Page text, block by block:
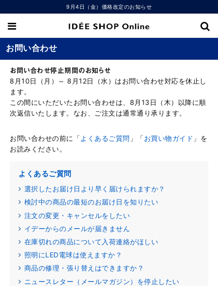
9月4日（金）価格改定のお知らせ
お問い合わせ
お問い合わせ停止期間のお知らせ
8月10日（月）～ 8月12日（水）はお問い合わせ対応を休止し
ます。
この間にいただいたお問い合わせは、8月13日（木）以降に順
次返信いたします。なお、ご注文は通常通り承ります。
お問い合わせの前に「よくあるご質問 」「お買い物ガイド 」を
お読みください。
よくあるご質問
選択したお届け日より早く届けられますか？
検討中の商品の最短のお届け日を知りたい
注文の変更・キャンセルをしたい
イデーからのメールが届きません
在庫切れの商品について入荷連絡がほしい
照明にLED電球は使えますか？
商品の修理・張り替えはできますか？
ニュースレター（メールマガジン）を停止したい